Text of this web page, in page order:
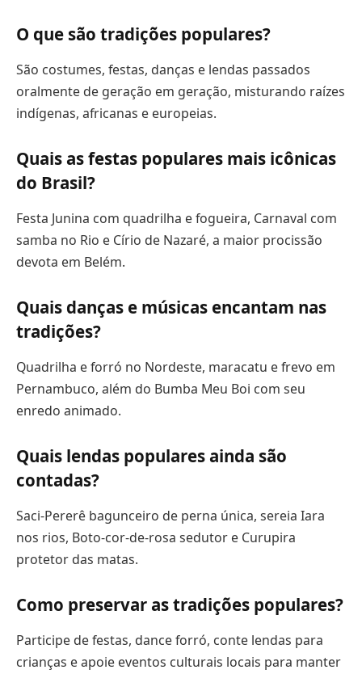
O que são tradições populares?
São costumes, festas, danças e lendas passados
oralmente de geração em geração, misturando raízes
indígenas, africanas e europeias.
Quais as festas populares mais icônicas
do Brasil?
Festa Junina com quadrilha e fogueira, Carnaval com
samba no Rio e Círio de Nazaré, a maior procissão
devota em Belém.
Quais danças e músicas encantam nas
tradições?
Quadrilha e forró no Nordeste, maracatu e frevo em
Pernambuco, além do Bumba Meu Boi com seu
enredo animado.
Quais lendas populares ainda são
contadas?
Saci-Pererê bagunceiro de perna única, sereia Iara
nos rios, Boto-cor-de-rosa sedutor e Curupira
protetor das matas.
Como preservar as tradições populares?
Participe de festas, dance forró, conte lendas para
crianças e apoie eventos culturais locais para manter